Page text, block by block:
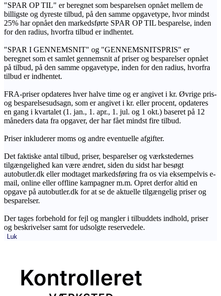
"SPAR OP TIL" er beregnet som besparelsen opnået mellem de
billigste og dyreste tilbud, på den samme opgavetype, hvor mindst
25% har opnået den markedsførte SPAR OP TIL besparelse, inden
for den radius, hvorfra tilbud er indhentet.
"SPAR I GENNEMSNIT" og "GENNEMSNITSPRIS" er
beregnet som et samlet gennemsnit af priser og besparelser opnået
på tilbud, på den samme opgavetype, inden for den radius, hvorfra
tilbud er indhentet.
FRA-priser opdateres hver halve time og er angivet i kr. Øvrige pris-
og besparelsesudsagn, som er angivet i kr. eller procent, opdateres
en gang i kvartalet (1. jan., 1. apr., 1. jul. og 1 okt.) baseret på 12
måneders data fra opgaver, der har fået mindst fire tilbud.
Priser inkluderer moms og andre eventuelle afgifter.
Det faktiske antal tilbud, priser, besparelser og værkstedernes
tilgængelighed kan være ændret, siden du sidst har besøgt
autobutler.dk eller modtaget markedsføring fra os via eksempelvis e-
mail, online eller offline kampagner m.m. Opret derfor altid en
opgave på autobutler.dk for at se de aktuelle tilgængelig priser og
besparelser.
Der tages forbehold for fejl og mangler i tilbuddets indhold, priser
og beskrivelser samt for udsolgte reservedele.
Luk